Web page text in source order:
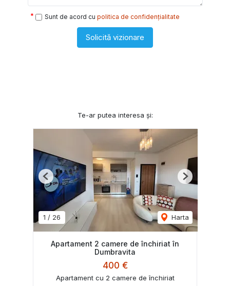
Sunt de acord cu politica de confidențialitate
Solicită vizionare
Te-ar putea interesa și:
1 / 26 Harta
Previous Next
Apartament 2 camere de închiriat în
Dumbravita
400 €
Apartament cu 2 camere de închiriat